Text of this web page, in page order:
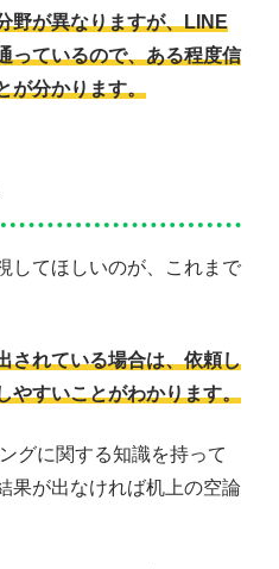
野が異なりますが、LINE
っているので、ある程度信
が分かります。
してほしいのが、これまで
されている場合は、依頼し
やすいことがわかります。
グに関する知識を持って
果が出なければ机上の空論